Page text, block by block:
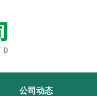
公司动态